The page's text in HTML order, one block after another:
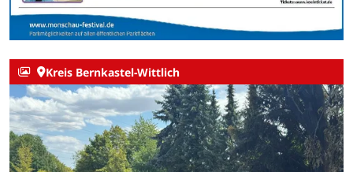
Kreis Bernkastel-Wittlich